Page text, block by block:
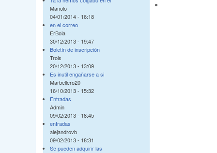
Manolo
04/01/2014 - 16:18
en el correo
ErBola
30/12/2013 - 19:47
Boletín de inscripción
Trols
20/12/2013 - 13:09
Es inutil engañarse a si
Marbellero20
16/10/2013 - 15:32
Entradas
Admin
09/02/2013 - 18:45
entradas
alejandrovb
09/02/2013 - 18:31
Se pueden adquirir las